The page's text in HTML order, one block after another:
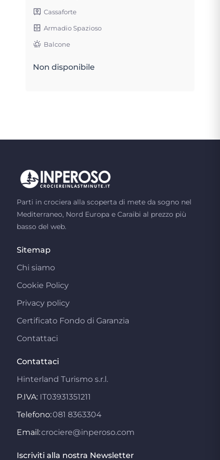
Cassaforte
Armadio Spazioso
Balcone
Non disponibile
Parti in crociera alla scoperta di mete da sogno nel
Mediterraneo, Nord Europa e Caraibi al prezzo più
basso del web.
Sitemap
Chi siamo
Cookie Policy
Privacy policy
Certificato Fondo di Garanzia
Contattaci
Contattaci
Hinterland Turismo s.r.l.
P.IVA: IT03931351211
Telefono:081 8363304
Email:crociere@inperoso.com
Iscriviti alla nostra Newsletter